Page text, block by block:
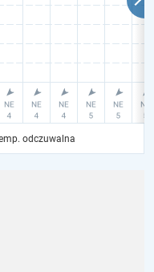
odczuwalna